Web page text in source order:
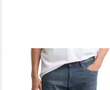
TOM TAILORTapered-fit-
Jeans